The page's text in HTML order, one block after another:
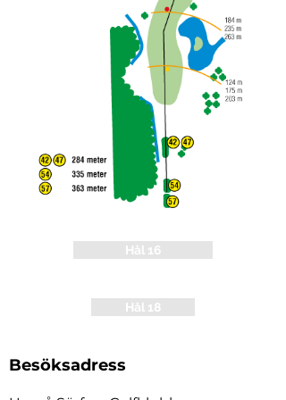
Hål 16
Hål 18
Besöksadress